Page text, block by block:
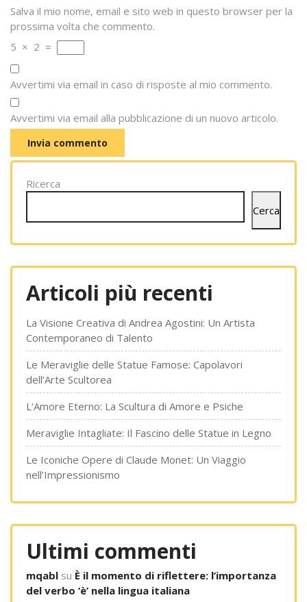
Salva il mio nome, email e sito web in questo browser per la
prossima volta che commento.
5 × 2 =
Avvertimi via email in caso di risposte al mio commento.
Avvertimi via email alla pubblicazione di un nuovo articolo.
Ricerca
Cerca
Articoli più recenti
La Visione Creativa di Andrea Agostini: Un Artista
Contemporaneo di Talento
Le Meraviglie delle Statue Famose: Capolavori
dell’Arte Scultorea
L’Amore Eterno: La Scultura di Amore e Psiche
Meraviglie Intagliate: Il Fascino delle Statue in Legno
Le Iconiche Opere di Claude Monet: Un Viaggio
nell’Impressionismo
Ultimi commenti
mqabl su È il momento di riflettere: l’importanza
del verbo ‘è’ nella lingua italiana